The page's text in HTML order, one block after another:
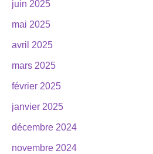
juin 2025
mai 2025
avril 2025
mars 2025
février 2025
janvier 2025
décembre 2024
novembre 2024